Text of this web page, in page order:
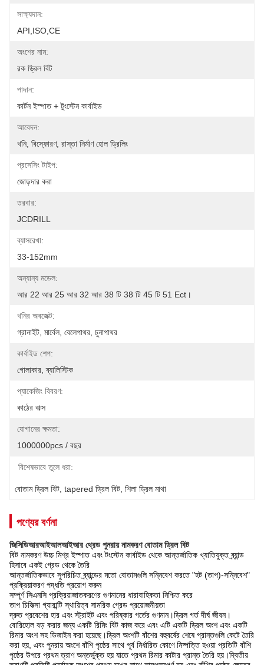
সাক্ষ্যদান:
API,ISO,CE
অংশের নাম:
রক ড্রিল বিট
পাদান:
কার্টন ইস্পাত + টুংস্টেন কার্বাইড
আবেদন:
খনি, বিস্ফোরণ, রাস্তা নির্মাণ হোল ড্রিলিং
প্রসেসিং টাইপ:
জোড়দার করা
তরবার:
JCDRILL
ব্যাসরেখা:
33-152mm
অন্যান্য মডেল:
আর 22 আর 25 আর 32 আর 38 টি 38 টি 45 টি 51 Ect।
খনির অবজেক্ট:
গ্রানাইট, মার্বেল, বেলেপাথর, চুনাপাথর
কার্বাইড শেপ:
গোলাকার, ব্যালিস্টিক
প্যাকেজিং বিবরণ:
কাঠের বাক্স
যোগানের ক্ষমতা:
1000000pcs / বছর
বিশেষভাবে তুলে ধরা:
বোতাম ড্রিল বিট tapered ড্রিল বিট শিলা ড্রিল মাথা
পণ্যের বর্ণনা
জিসিডিআরআইআলআইআর থ্রেড পুনরায় নামকরণ বোতাম ড্রিল বিট
বিট নামকরণ উচ্চ মিশ্র ইস্পাত এবং টংস্টেন কার্বাইড থেকে আন্তর্জাতিক খ্যাতিযুক্ত ব্র্যান্ড
হিসাবে একই গ্রেড থেকে তৈরি
আন্তর্জাতিকভাবে সুপরিচিত ব্র্যান্ডের মতো বোতামগুলি সন্নিবেশ করতে "হট (তাপ)-সন্নিবেশ"
প্রক্রিয়াকরণ পদ্ধতি প্রয়োগ করুন
সম্পূর্ণ সিএনসি প্রক্রিয়াজাতকরণের গুণমানের ধারাবাহিকতা নিশ্চিত করে
তাপ চিকিত্সা গ্যারান্টি স্থায়িত্ব সামরিক গ্রেড প্রয়োজনীয়তা
দ্রুত প্রবেশের হার এবং স্ট্রাইট এবং পরিষ্কার গর্তের গুণমান।ড্রিল গর্ত দীর্ঘ জীবন।
বোরিহোল বড় করার জন্য একটি রিমিং বিট কাজ করে এবং এটি একটি ড্রিল অংশ এবং একটি
রিমার অংশ সহ ডিজাইন করা হয়েছে।ড্রিল অংশটি বাঁশের বহুবর্ষের শেষে প্রান্তগুলি কেটে তৈরি
করা হয়, এবং পুনরায় অংশে বাঁশি পৃষ্ঠের সাথে পূর্ব নির্ধারিত কোণে নিষ্পত্তি হওয়া প্রতিটি বাঁশি
পৃষ্ঠের উপরে প্রথম ত্রাণ অন্তর্ভুক্ত হয় যাতে প্রথম রিমার কাটার প্রান্ত তৈরি হয়।দ্বিতীয়